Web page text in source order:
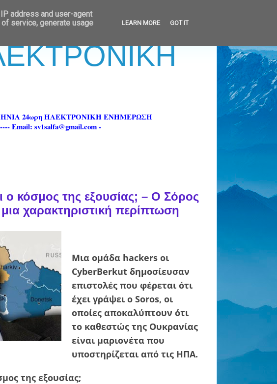
24ωρη ΗΛΕΚΤΡΟΝΙΚΗ ΕΝΗΜΕΡΩΣΗ
Email: sv1salfa@gmail.com -
ο κόσμος της εξουσίας; – Ο Σόρος
χαρακτηριστική περίπτωση
Μια ομάδα hackers οι
CyberBerkut δημοσίευσαν
επιστολές που φέρεται ότι
έχει γράψει ο Soros, οι
οποίες αποκαλύπτουν ότι
το καθεστώς της Ουκρανίας
είναι μαριονέτα που
υποστηρίζεται από τις ΗΠΑ.
της εξουσίας;
address and user-agent
service, generate usage
LEARN MORE GOT IT